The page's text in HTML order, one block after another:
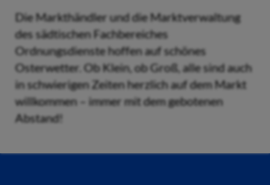
Die Markthändler und die Marktverwaltung
des sädtischen Fachbereiches
Ordnungsdienste hoffen auf schönes
Osterwetter. Ob Klein, ob Groß, alle sind auch
in schwierigen Zeiten herzlich auf dem Markt
willkommen – immer mit dem gebotenen
Abstand!